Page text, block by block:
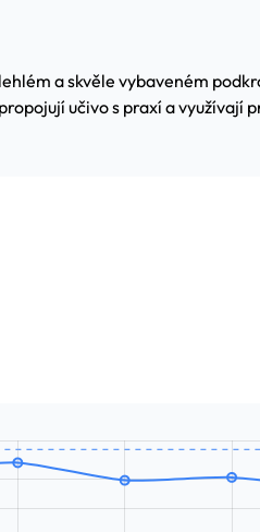
a skvěle vybaveném
učivo s praxí a